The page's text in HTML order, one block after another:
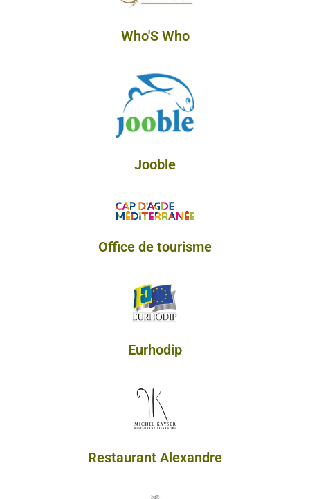
Who'S Who
Jooble
Office de tourisme
Eurhodip
Restaurant Alexandre